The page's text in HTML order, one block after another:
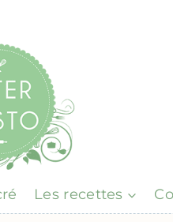
Les recettes